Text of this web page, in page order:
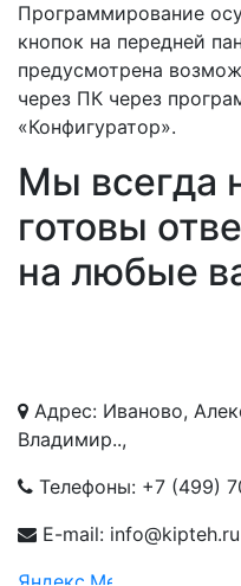
Программирование
кнопок на передней
предусмотрена
через ПК через
«Конфигуратор».
Мы всегда
готовы
на любые
Адрес: Иваново,
Владимир..,
Телефоны: +7 (499)
E-mail: info@kipteh.ru